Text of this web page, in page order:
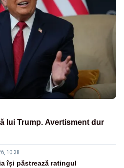
lui Trump. Avertisment dur
10:38
își păstrează ratingul